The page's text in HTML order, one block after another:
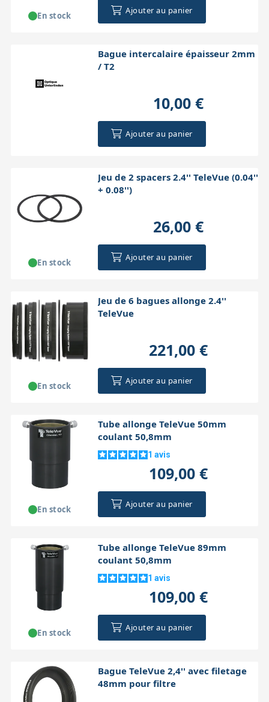
Ajouter au panier
En stock
Bague intercalaire épaisseur 2mm
/ T2
10,00 €
Ajouter au panier
Jeu de 2 spacers 2.4'' TeleVue (0.04''
+ 0.08'')
26,00 €
Ajouter au panier
En stock
Jeu de 6 bagues allonge 2.4''
TeleVue
221,00 €
Ajouter au panier
En stock
Tube allonge TeleVue 50mm
coulant 50,8mm
1 avis
109,00 €
Ajouter au panier
En stock
Tube allonge TeleVue 89mm
coulant 50,8mm
1 avis
109,00 €
Ajouter au panier
En stock
Bague TeleVue 2,4'' avec filetage
48mm pour filtre